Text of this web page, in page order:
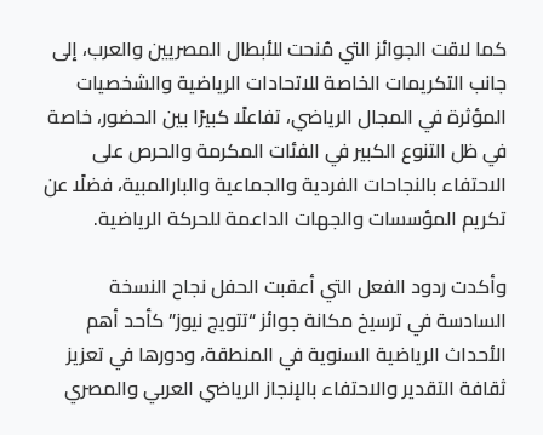
كما لاقت الجوائز التي مُنحت للأبطال المصريين والعرب، إلى
جانب التكريمات الخاصة للاتحادات الرياضية والشخصيات
المؤثرة في المجال الرياضي، تفاعلًا كبيرًا بين الحضور، خاصة
في ظل التنوع الكبير في الفئات المكرمة والحرص على
الاحتفاء بالنجاحات الفردية والجماعية والبارالمبية، فضلًا عن
تكريم المؤسسات والجهات الداعمة للحركة الرياضية.
وأكدت ردود الفعل التي أعقبت الحفل نجاح النسخة
السادسة في ترسيخ مكانة جوائز “تتويج نيوز” كأحد أهم
الأحداث الرياضية السنوية في المنطقة، ودورها في تعزيز
ثقافة التقدير والاحتفاء بالإنجاز الرياضي العربي والمصري